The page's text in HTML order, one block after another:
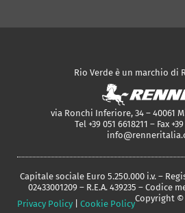
Rio Verde è un marchio di
via Ronchi Inferiore, 34 – 40061
Tel +39 051 6618211 – Fax
Capitale sociale Euro 5.250.000 i.v. –
02433001209 – R.E.A. 439235 – Codice
Privacy Policy
Cookie Policy
Copyright ©